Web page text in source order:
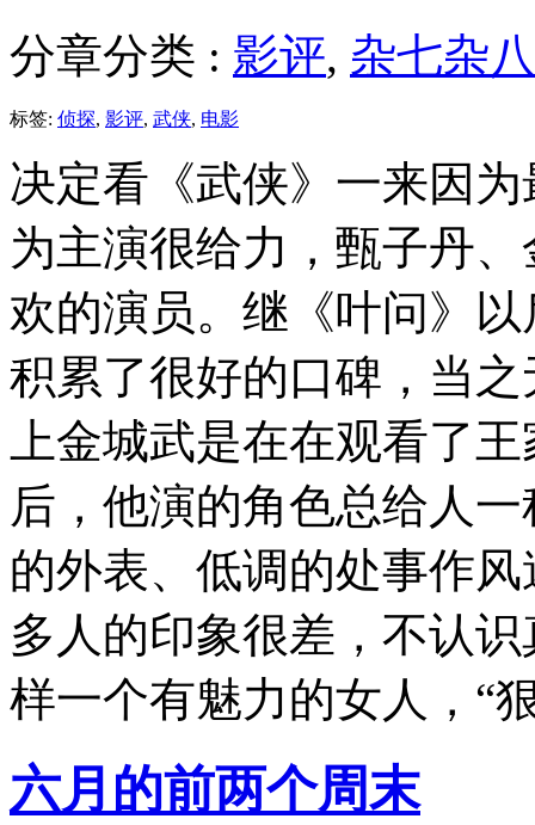
分章分类 : 影评, 杂七杂八
标签: 侦探, 影评, 武侠, 电影
决定看《武侠》一来因
为主演很给力，甄子丹
欢的演员。继《叶问》
积累了很好的口碑，当
上金城武是在在观看了
后，他演的角色总给人
的外表、低调的处事作
多人的印象很差，不认
样一个有魅力的女人，“
六月的前两个周末